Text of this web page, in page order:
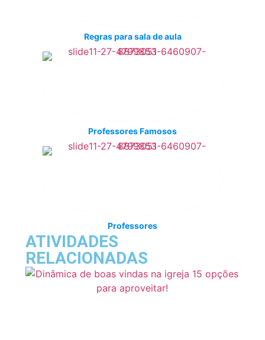
Regras para sala de aula
Professores Famosos
Professores
ATIVIDADES
RELACIONADAS